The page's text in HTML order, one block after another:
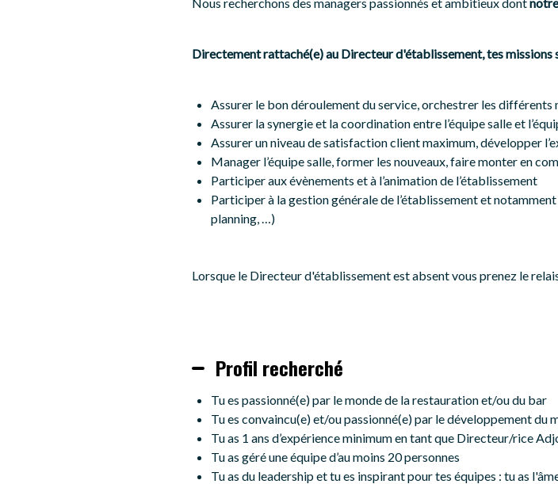
Directement rattaché(e) au Directeur d'établissement, tes missions
Assurer le bon déroulement du service, orchestrer les différents
Assurer la synergie et la coordination entre l’équipe salle et
Assurer un niveau de satisfaction client maximum, développer
Manager l’équipe salle, former les nouveaux, faire monter en
Participer aux évènements et à l’animation de l’établissement
Participer à la gestion générale de l’établissement et
planning, …)
Lorsque le Directeur d'établissement est absent vous prenez le
Profil recherché
Tu es passionné(e) par le monde de la restauration et/ou du bar
Tu es convaincu(e) et/ou passionné(e) par le développement du
Tu as 1 ans d’expérience minimum en tant que Directeur/rice
Tu as géré une équipe d’au moins 20 personnes
Tu as du leadership et tu es inspirant pour tes équipes : tu as